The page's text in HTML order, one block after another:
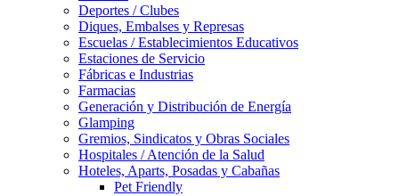
Deportes / Clubes
Diques, Embalses y Represas
Escuelas / Establecimientos Educativos
Estaciones de Servicio
Fábricas e Industrias
Farmacias
Generación y Distribución de Energía
Glamping
Gremios, Sindicatos y Obras Sociales
Hospitales / Atención de la Salud
Hoteles, Aparts, Posadas y Cabañas
Pet Friendly